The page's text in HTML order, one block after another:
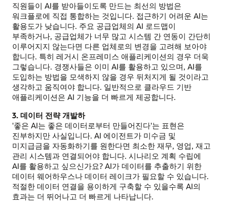
직원들이 AI를 받아들이도록 만드는 최선의 방법은
워크플로에 직접 통합하는 것입니다. 접근하기 어려운 AI는
활용도가 낮습니다. 주요 공급업체의 AI 로드맵이
부족하거나, 공급업체가 너무 많고 시스템 간 연동이 간단히
이루어지지 않는다면 다른 업체로의 변경을 고려해 보아야
합니다. 특히 레거시 온프레미스 애플리케이션의 경우 더욱
그렇습니다. 경쟁사들은 이미 AI를 활용하고 있으며, AI를
도입하는 방법을 모색하지 않을 경우 뒤처지게 될 것이라고
생각하고 움직여야 합니다. 일반적으로 클라우드 기반
애플리케이션은 AI 기능을 더 빠르게 제공합니다.
3. 데이터 전략 개발하
'좋은 AI는 좋은 데이터로부터 만들어진다'는 표현은
진부하지만 사실입니다. AI 에이전트가 미수금 및
미지급금을 자동화하기를 원한다면 최소한 재무, 영업, 재고
관리 시스템과 연결되어야 합니다. 시나리오 계획 수립에
AI를 활용하고 싶으신가요? AI가 데이터를 추출하기 위한
데이터 웨어하우스나 데이터 레이크가 필요할 수 있습니다.
적절한 데이터 연결을 용이하게 구축할 수 있을수록 AI의
효과는 더 뛰어나고 더 빠르게 나타납니다.